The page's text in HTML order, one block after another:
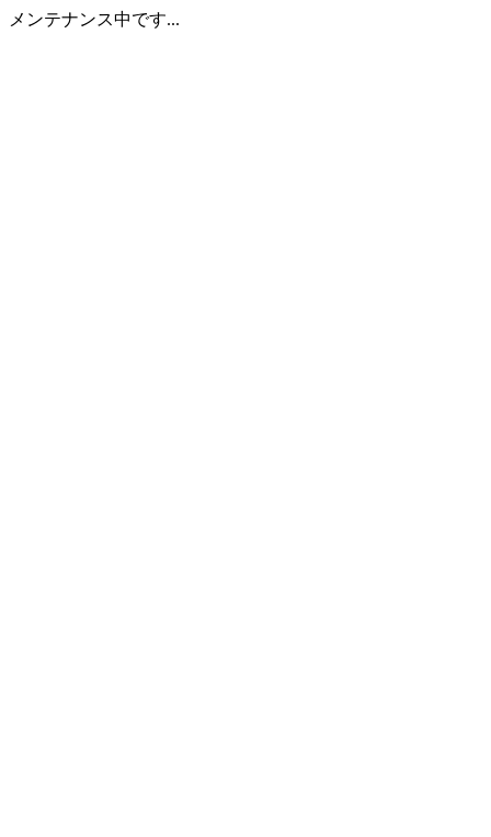
メンテナンス中です...